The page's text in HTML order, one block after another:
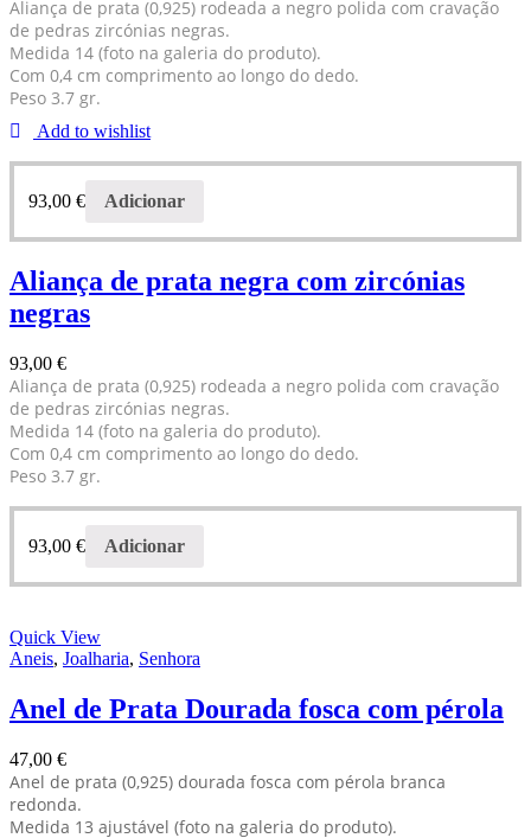
Aliança de prata (0,925) rodeada a negro polida com cravação
de pedras zircónias negras.
Medida 14 (foto na galeria do produto).
Com 0,4 cm comprimento ao longo do dedo.
Peso 3.7 gr.
Add to wishlist
93,00 € Adicionar
Aliança de prata negra com zircónias
negras
93,00 €
Aliança de prata (0,925) rodeada a negro polida com cravação
de pedras zircónias negras.
Medida 14 (foto na galeria do produto).
Com 0,4 cm comprimento ao longo do dedo.
Peso 3.7 gr.
93,00 € Adicionar
Quick View
Aneis, Joalharia, Senhora
Anel de Prata Dourada fosca com pérola
47,00 €
Anel de prata (0,925) dourada fosca com pérola branca
redonda.
Medida 13 ajustável (foto na galeria do produto).